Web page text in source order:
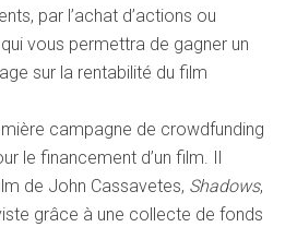
par l’achat d’actions ou
vous permettra de gagner un
sur la rentabilité du film
campagne de crowdfunding
le financement d’un film. Il
de John Cassavetes, Shadows,
grâce à une collecte de fonds